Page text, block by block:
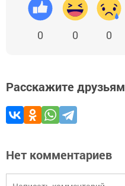
0 0 0
Расскажите друзьям
Нет комментариев